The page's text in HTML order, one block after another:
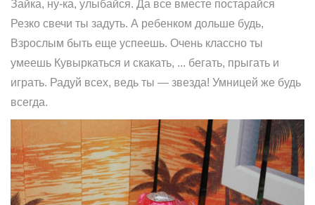
Зайка, ну-ка, улыбайся. Да все вместе постарайся
Резко свечи ты задуть. А ребенком дольше будь,
Взрослым быть еще успеешь. Очень классно ты
умеешь Кувыркаться и скакать, ... бегать, прыгать и
играть. Радуй всех, ведь ты — звезда! Умницей же будь
всегда.